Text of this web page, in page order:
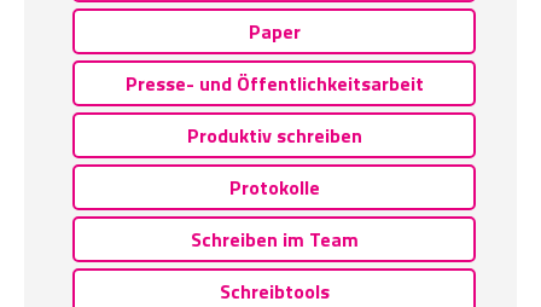
Paper
Presse- und Öffentlichkeitsarbeit
Produktiv schreiben
Protokolle
Schreiben im Team
Schreibtools